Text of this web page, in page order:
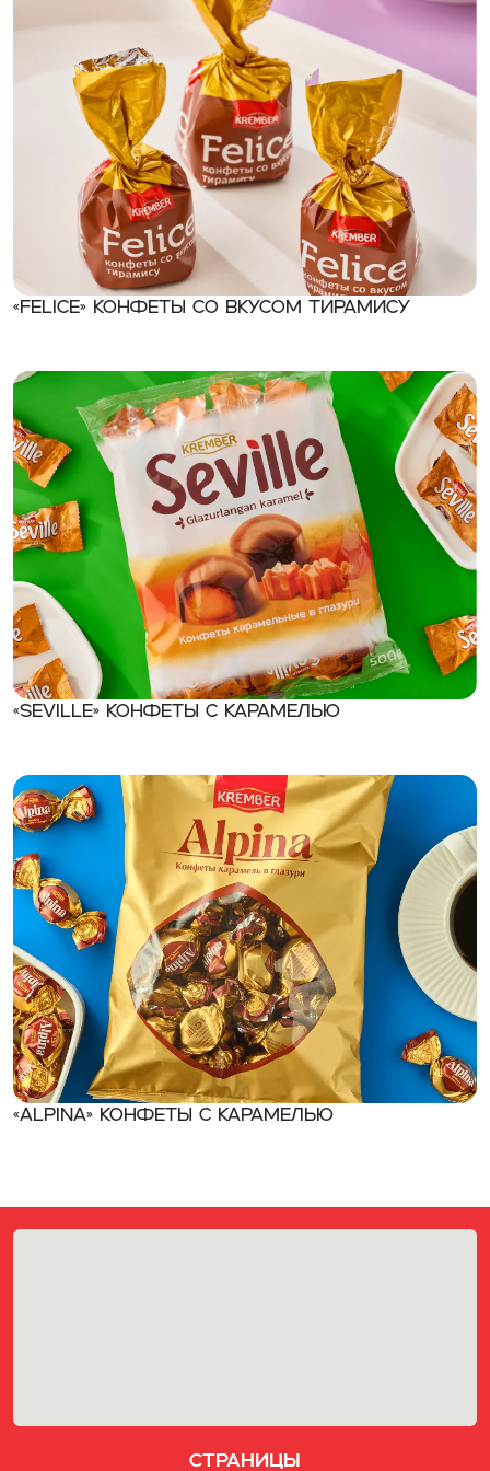
«Felice» Конфеты со вкусом тирамису
«Seville» Конфеты с карамелью
«ALPINA» Конфеты с карамелью
Страницы